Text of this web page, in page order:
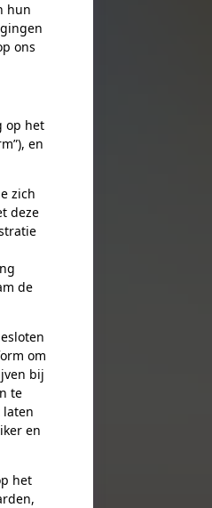
hun
ons
op het
en
zich
deze
de
om
bij
te
laten
en
het